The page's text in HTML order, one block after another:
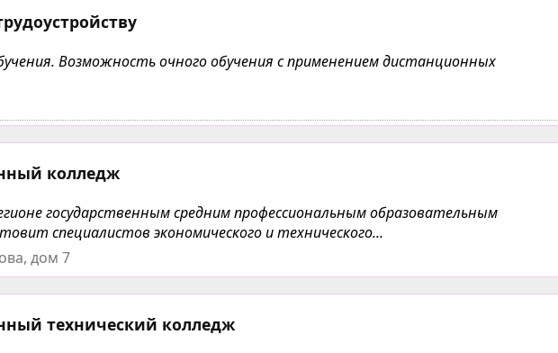
Возможность очного обучения с применением дистанционных
колледж
государственным средним профессиональным образовательным
специалистов экономического и технического...
дом 7
технический колледж